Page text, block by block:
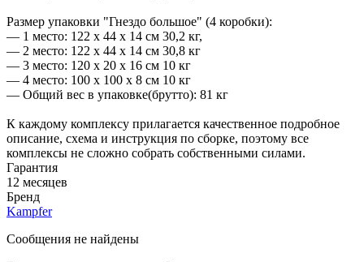
Размер упаковки "Гнездо большое" (4 коробки):
— 1 место: 122 х 44 х 14 см 30,2 кг,
— 2 место: 122 х 44 х 14 см 30,8 кг
— 3 место: 120 х 20 х 16 см 10 кг
— 4 место: 100 х 100 х 8 см 10 кг
— Общий вес в упаковке(брутто): 81 кг
К каждому комплексу прилагается качественное подробное
описание, схема и инструкция по сборке, поэтому все
комплексы не сложно собрать собственными силами.
Гарантия
12 месяцев
Бренд
Kampfer
Сообщения не найдены